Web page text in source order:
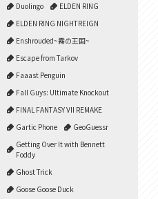
Duolingo
ELDEN RING
ELDEN RING NIGHTREIGN
Enshrouded~霧の王国~
Escape from Tarkov
Faaast Penguin
Fall Guys: Ultimate Knockout
FINAL FANTASY VII REMAKE
Gartic Phone
GeoGuessr
Getting Over It with Bennett
Foddy
Ghost Trick
Goose Goose Duck